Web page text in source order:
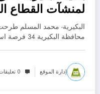
لمنشآت القطاع
البكيرية- محمد المسلم
محافظة البكيرية 34 فرصة استثمارية بأنشطة…
إدارة الموقع 0 تعليقات